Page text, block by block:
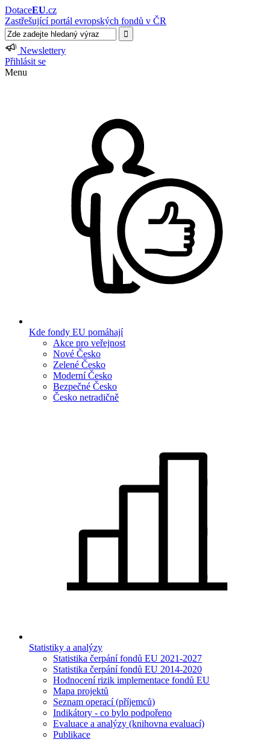
DotaceEU.cz
Zastřešující portál evropských fondů v ČR
Newslettery
Přihlásit se
Menu
Kde fondy EU pomáhají
Akce pro veřejnost
Nové Česko
Zelené Česko
Moderní Česko
Bezpečné Česko
Česko netradičně
Statistiky a analýzy
Statistika čerpání fondů EU 2021-2027
Statistika čerpání fondů EU 2014-2020
Hodnocení rizik implementace fondů EU
Mapa projektů
Seznam operací (příjemců)
Indikátory - co bylo podpořeno
Evaluace a analýzy (knihovna evaluací)
Publikace